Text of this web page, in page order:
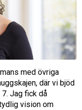
med övriga
där vi bjöd
Jag fick då
vision om